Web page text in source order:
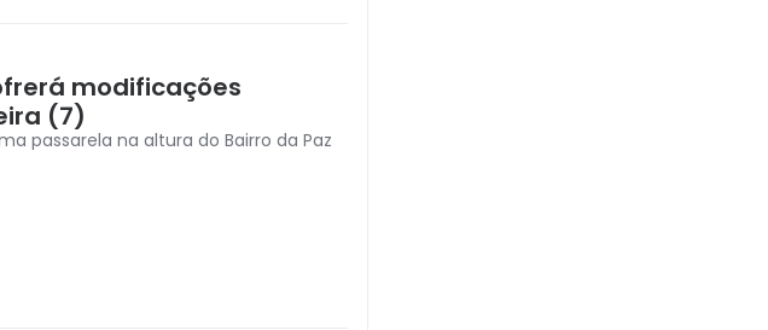
modificações
(7)
passarela na altura do Bairro da Paz